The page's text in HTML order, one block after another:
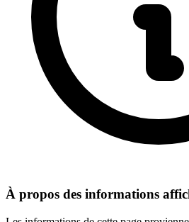
À propos des informations